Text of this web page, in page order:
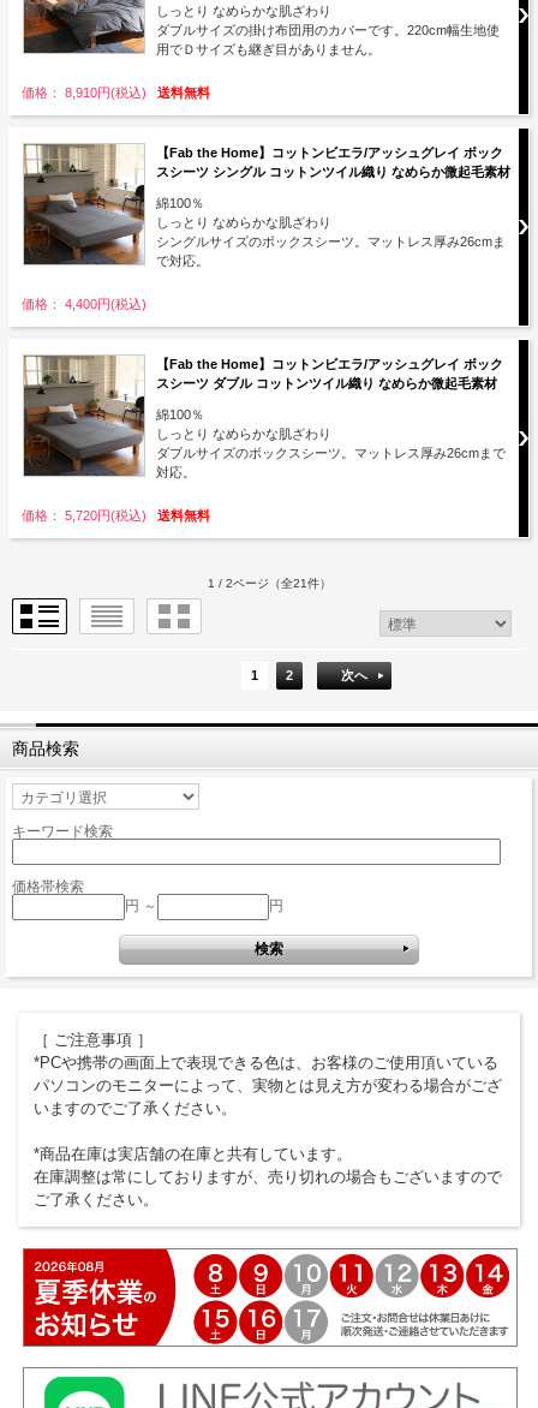
しっとり なめらかな肌ざわり
ダブルサイズの掛け布団用のカバーです。220cm幅生地使
用でＤサイズも継ぎ目がありません。
価格： 8,910円(税込) 送料無料
【Fab the Home】コットンビエラ/アッシュグレイ ボック
スシーツ シングル コットンツイル織り なめらか微起毛素材
綿100％
しっとり なめらかな肌ざわり
シングルサイズのボックスシーツ。マットレス厚み26cmま
で対応。
価格： 4,400円(税込)
【Fab the Home】コットンビエラ/アッシュグレイ ボック
スシーツ ダブル コットンツイル織り なめらか微起毛素材
綿100％
しっとり なめらかな肌ざわり
ダブルサイズのボックスシーツ。マットレス厚み26cmまで
対応。
価格： 5,720円(税込) 送料無料
1 / 2ページ （全21件）
1 2 次へ
商品検索
キーワード検索
価格帯検索
円 ～
円
［ ご注意事項 ］
*PCや携帯の画面上で表現できる色は、お客様のご使用頂いている
パソコンのモニターによって、実物とは見え方が変わる場合がござ
いますのでご了承ください。
*商品在庫は実店舗の在庫と共有しています。
在庫調整は常にしておりますが、売り切れの場合もございますので
ご了承ください。